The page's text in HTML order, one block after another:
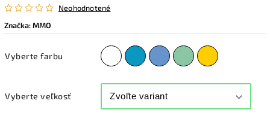
Neohodnotené
Značka:MMO
Vyberte farbu
Vyberte veľkosť